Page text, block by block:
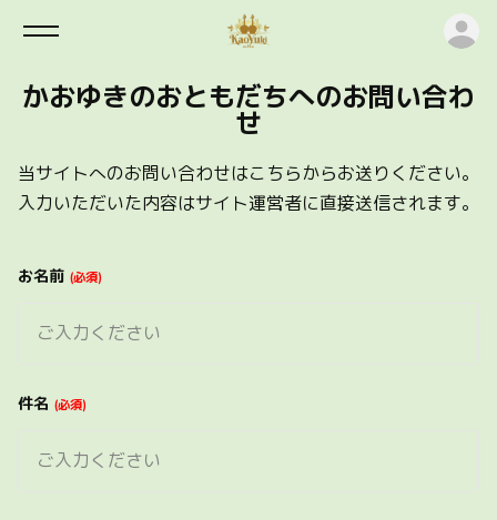
かおゆきのおともだちへのお問い合わ
せ
当サイトへのお問い合わせはこちらからお送りください。
入力いただいた内容はサイト運営者に直接送信されます。
お名前 必須
件名 必須